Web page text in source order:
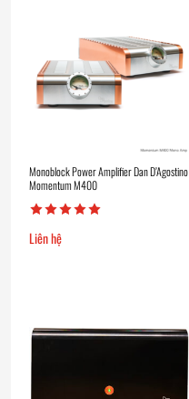
Monoblock Power Amplifier Dan D’Agostino
Momentum M400
Liên hệ